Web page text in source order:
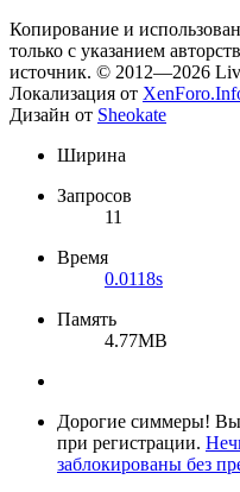
Копирование и
только с указанием
источник. © 2012—2026
Локализация от
Дизайн от Sheokate
Ширина
Запросов
11
Время
0.0118s
Память
4.77MB
Дорогие симмеры!
при регистрации.
заблокированы без